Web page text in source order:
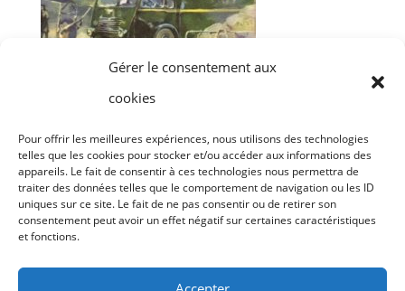
Gérer le consentement aux
cookies
Pour offrir les meilleures expériences, nous utilisons des technologies
telles que les cookies pour stocker et/ou accéder aux informations des
appareils. Le fait de consentir à ces technologies nous permettra de
traiter des données telles que le comportement de navigation ou les ID
uniques sur ce site. Le fait de ne pas consentir ou de retirer son
consentement peut avoir un effet négatif sur certaines caractéristiques
et fonctions.
(Publiques)
Archives